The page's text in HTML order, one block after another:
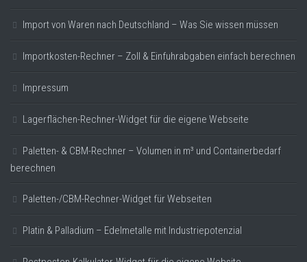
Import von Waren nach Deutschland – Was Sie wissen müssen
Importkosten-Rechner – Zoll & Einfuhrabgaben einfach berechnen
Impressum
Lagerflächen-Rechner-Widget für die eigene Webseite
Paletten- & CBM-Rechner – Volumen in m³ und Containerbedarf
berechnen
Paletten-/CBM-Rechner-Widget für Webseiten
Platin & Palladium – Edelmetalle mit Industriepotenzial